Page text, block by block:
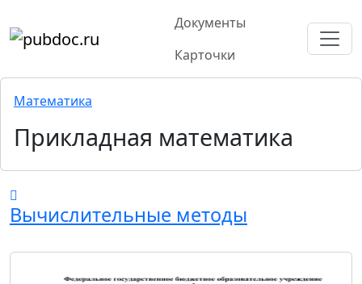
Документы
Карточки
Математика
Прикладная математика
Вычислительные методы